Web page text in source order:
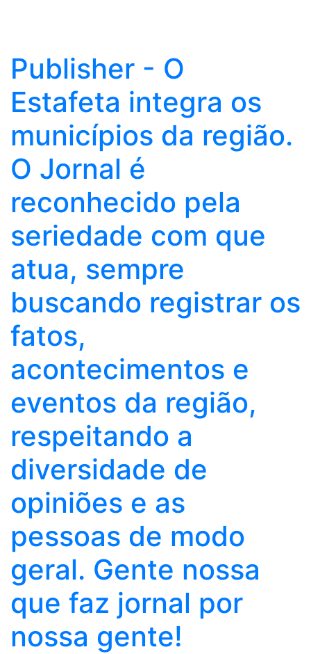
Publisher - O
Estafeta integra os
municípios da região.
O Jornal é
reconhecido pela
seriedade com que
atua, sempre
buscando registrar os
fatos,
acontecimentos e
eventos da região,
respeitando a
diversidade de
opiniões e as
pessoas de modo
geral. Gente nossa
que faz jornal por
nossa gente!